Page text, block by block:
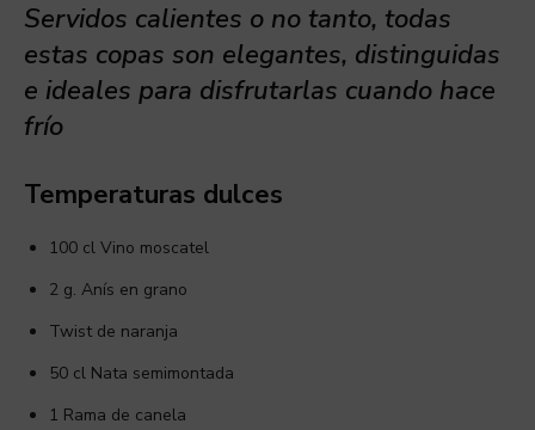
Servidos calientes o no tanto, todas
estas copas son elegantes, distinguidas
e ideales para disfrutarlas cuando hace
frío
Temperaturas dulces
100 cl Vino moscatel
2 g. Anís en grano
Twist de naranja
50 cl Nata semimontada
1 Rama de canela